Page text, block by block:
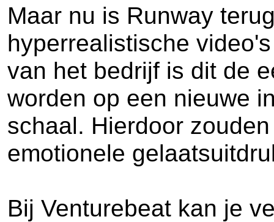
Maar nu is Runway
hyperrealistische
van het bedrijf is dit de
worden op een nieuwe
schaal. Hierdoor
emotionele
Bij Venturebeat kan je